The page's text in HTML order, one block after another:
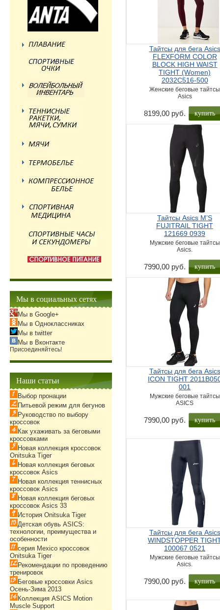
Тайтсы для бега Asics
FLEXFORM COLOR
BLOCK HIGH WAIST
TIGHT (Women)
2032C516-500
Женские беговые тайтсы
Asics
8199,00 руб. купить
Тайтсы Asics M’S
FUJITRAIL TIGHT
121669 0939
Мужские беговые тайтсы
Asics.
7990,00 руб. купить
Тайтсы для бега Asics
ICON TIGHT
001
Мужские беговые тайтсы
ASICS
7990,00 руб. купить
Тайтсы для бега Asics
WINDSTOPPER
100067 0521
Мужские беговые тайтсы
Asics.
7990,00 руб. купить
Мы в социальных сетях
Мы в Google+
Мы в Одноклассниках
Мы в twitter
Мы в Вконтакте
Присоединяйтесь!
Наши статьи
Выбор пронации
Питьевой режим для бегунов
Руководство по выбору
кроссовок
Как ухаживать за беговыми
кроссовками
Новая коллекция кроссовок
Onitsuka Tiger
Новая коллекция беговых
кроссовок Asics
Новая коллекция теннисных
кроссовок Asics
Новая коллекция беговых
кроссовок Asics 33
История Onitsuka Tiger
Детская обувь ASICS:
технологии, преимущества и
особенности
серия Mexico кроссовок
Onitsuka Tiger
Рекомендации по проведению
тренировок
Беговые кроссовки Asics
Осень-Зима 2013
Коллекция ASICS Motion
Muscle Support